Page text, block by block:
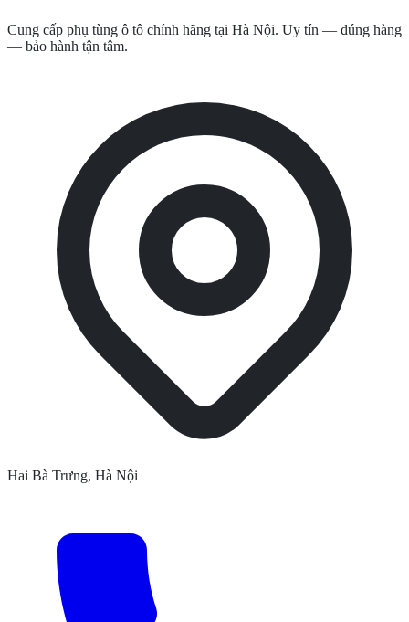
Cung cấp phụ tùng ô tô chính hãng tại Hà Nội. Uy tín — đúng hàng
— bảo hành tận tâm.
Hai Bà Trưng, Hà Nội